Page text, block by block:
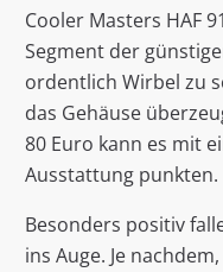
Cooler Masters HAF
Segment der
ordentlich Wirbel zu
das Gehäuse
80 Euro kann es mit
Ausstattung punkten.
Besonders positiv
ins Auge. Je